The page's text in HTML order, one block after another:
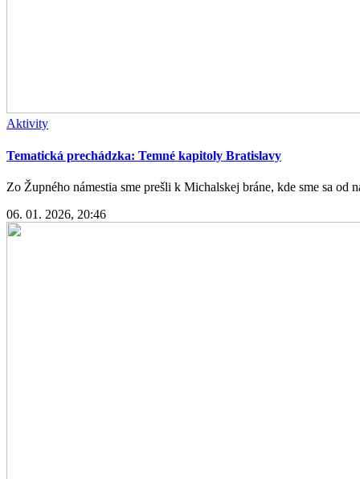
Aktivity
Tematická prechádzka: Temné kapitoly Bratislavy
Zo Župného námestia sme prešli k Michalskej bráne, kde sme sa od
06. 01. 2026, 20:46